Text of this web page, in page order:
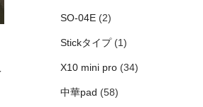
SO-04E(2)
Stickタイプ(1)
X10 mini pro(34)
中華pad (58)